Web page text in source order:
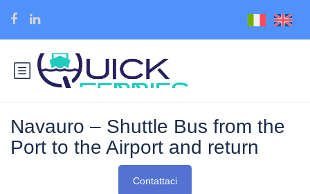
Navauro – Shuttle Bus from the
Port to the Airport and return
Contattaci